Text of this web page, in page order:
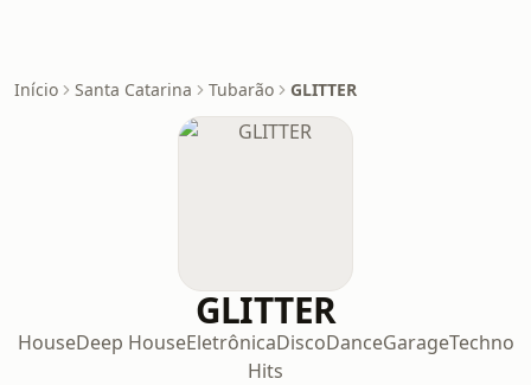
Início Santa Catarina Tubarão GLITTER
GLITTER
HouseDeep HouseEletrônicaDiscoDanceGarageTechno
Hits